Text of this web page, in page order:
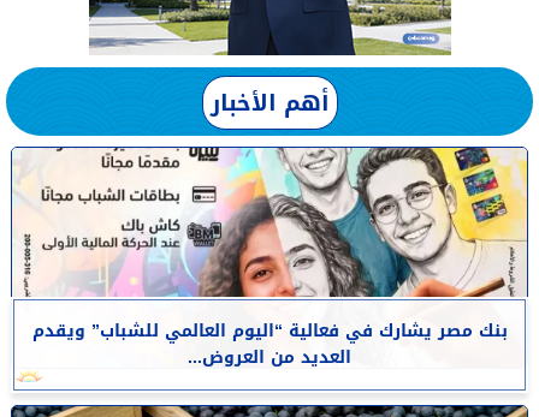
أهم الأخبار
بنك مصر يشارك في فعالية “اليوم العالمي للشباب” ويقدم
العديد من العروض...